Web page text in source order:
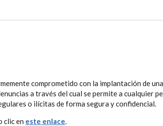
comprometido con la implantación de
a través del cual se permite a cualquier
o ilícitas de forma segura y confidencial.
clic en este enlace.